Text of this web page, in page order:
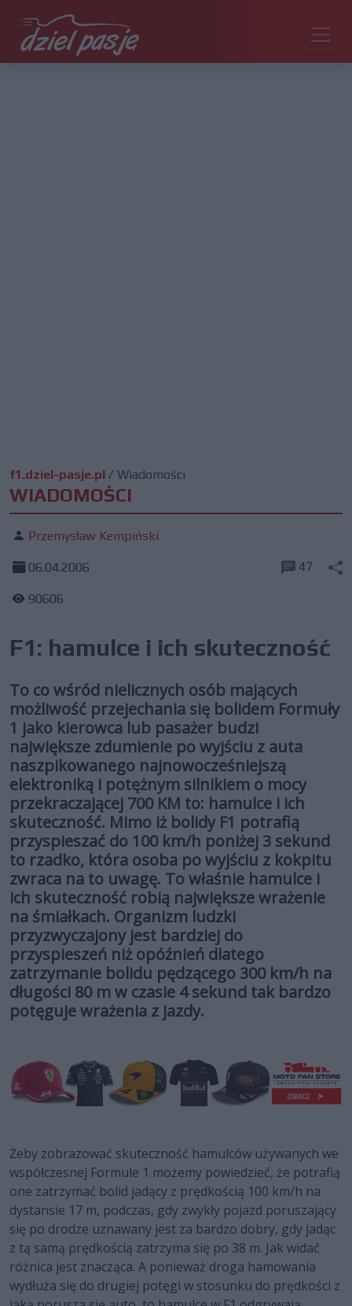
f1.dziel-pasje.pl / Wiadomości
WIADOMOŚCI
Przemysław Kempiński
06.04.2006
90606
47
F1: hamulce i ich skuteczność
To co wśród nielicznych osób mających
możliwość przejechania się bolidem Formuły
1 jako kierowca lub pasażer budzi
największe zdumienie po wyjściu z auta
naszpikowanego najnowocześniejszą
elektroniką i potężnym silnikiem o mocy
przekraczającej 700 KM to: hamulce i ich
skuteczność. Mimo iż bolidy F1 potrafią
przyspieszać do 100 km/h poniżej 3 sekund
to rzadko, która osoba po wyjściu z kokpitu
zwraca na to uwagę. To właśnie hamulce i
ich skuteczność robią największe wrażenie
na śmiałkach. Organizm ludzki
przyzwyczajony jest bardziej do
przyspieszeń niż opóźnień dlatego
zatrzymanie bolidu pędzącego 300 km/h na
długości 80 m w czasie 4 sekund tak bardzo
potęguje wrażenia z jazdy.
Żeby zobrazować skuteczność hamulców używanych we
współczesnej Formule 1 możemy powiedzieć, że potrafią
one zatrzymać bolid jadący z prędkością 100 km/h na
dystansie 17 m, podczas, gdy zwykły pojazd poruszający
się po drodze uznawany jest za bardzo dobry, gdy jadąc
z tą samą prędkością zatrzyma się po 38 m. Jak widać
różnica jest znacząca. A ponieważ droga hamowania
wydłuża się do drugiej potęgi w stosunku do prędkości z